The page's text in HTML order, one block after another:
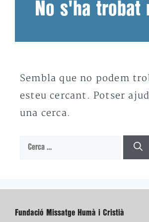
No s'ha trobat
Sembla que no podem
esteu cercant. Potser
una cerca.
Cerca:
Fundació Missatge Humà i Cristià